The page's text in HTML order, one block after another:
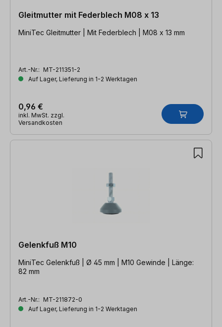
Gleitmutter mit Federblech M08 x 13
MiniTec Gleitmutter | Mit Federblech | M08 x 13 mm
Art.-Nr.: MT-211351-2
Auf Lager, Lieferung in 1-2 Werktagen
0,96 €
inkl. MwSt. zzgl.
Versandkosten
Gelenkfuß M10
MiniTec Gelenkfuß | Ø 45 mm | M10 Gewinde | Länge:
82 mm
Art.-Nr.: MT-211872-0
Auf Lager, Lieferung in 1-2 Werktagen